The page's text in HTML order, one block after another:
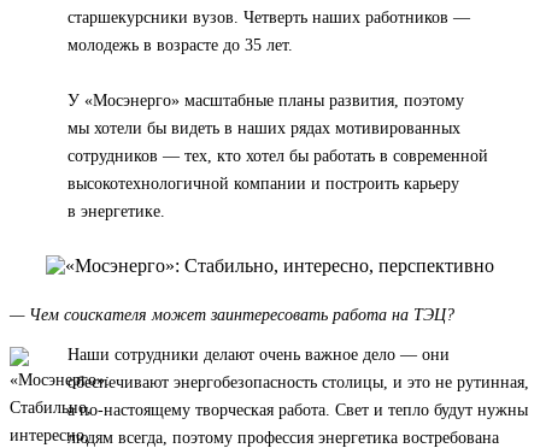
старшекурсники вузов. Четверть наших работников —
молодежь в возрасте до 35 лет.
У «Мосэнерго» масштабные планы развития, поэтому
мы хотели бы видеть в наших рядах мотивированных
сотрудников — тех, кто хотел бы работать в современной
высокотехнологичной компании и построить карьеру
в энергетике.
— Чем соискателя может заинтересовать работа на ТЭЦ?
Наши сотрудники делают очень важное дело — они
обеспечивают энергобезопасность столицы, и это не рутинная,
а по-настоящему творческая работа. Свет и тепло будут нужны
людям всегда, поэтому профессия энергетика востребована